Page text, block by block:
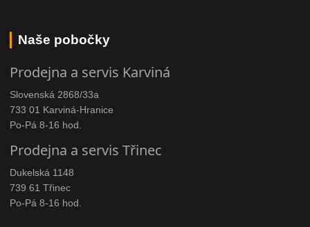
Naše pobočky
Prodejna a servis Karviná
Slovenská 2868/33a
733 01 Karviná-Hranice
Po-Pá 8-16 hod.
Prodejna a servis Třinec
Dukelská 1148
739 61 Třinec
Po-Pá 8-16 hod.